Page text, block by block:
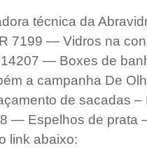
técnica da
7199 — Vidros na
— Boxes de
a campanha De
de sacadas –
— Espelhos de prata
link abaixo: